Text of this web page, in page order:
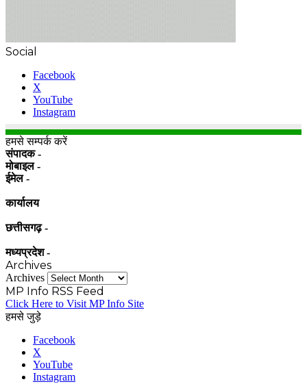
Social
Facebook
X
YouTube
Instagram
हमसे सम्पर्क करें
संपादक -
मोबाइल -
ईमेल -
कार्यालय
छत्तीसगढ़ -
मध्यप्रदेश -
Archives
Archives
MP Info RSS Feed
Click Here to Visit MP Info Site
हमसे जुड़े
Facebook
X
YouTube
Instagram